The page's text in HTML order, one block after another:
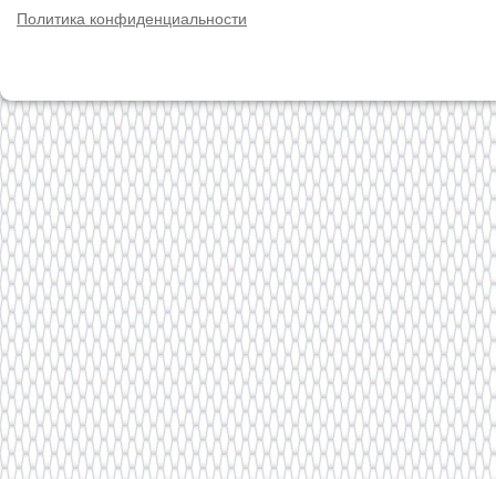
Политика конфиденциальности